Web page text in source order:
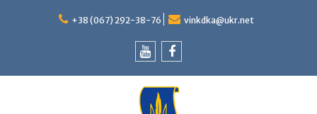
+38 (067) 292-38-76 vinkdka@ukr.net